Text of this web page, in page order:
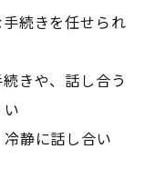
続きを任せられ
きや、話し合う
静に話し合い